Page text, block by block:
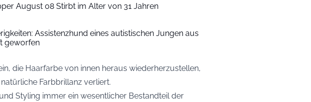
August 08 Stirbt im Alter von 31 Jahren
Assistenzhund eines autistischen Jungen aus
geworfen
die Haarfarbe von innen heraus wiederherzustellen,
Farbbrillanz verliert.
Styling immer ein wesentlicher Bestandteil der